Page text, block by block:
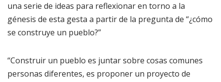
una serie de ideas para reflexionar en torno a la
génesis de esta gesta a partir de la pregunta de “¿cómo
se construye un pueblo?”
“Construir un pueblo es juntar sobre cosas comunes
personas diferentes, es proponer un proyecto de